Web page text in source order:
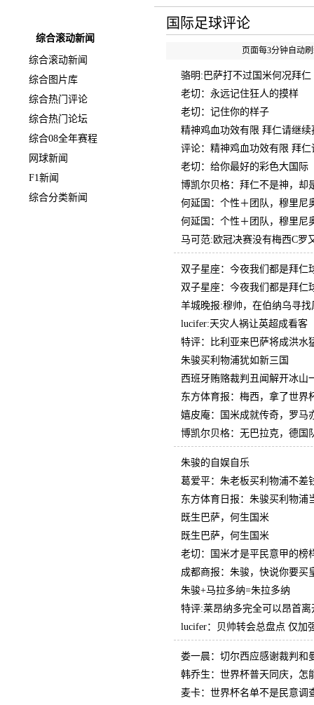
综合滚动新闻
综合滚动新闻
综合图片库
综合热门评论
综合热门论坛
综合08全年赛程
网球新闻
F1新闻
综合分类新闻
国际足球评论
页面每3分钟自动
骆明:巴萨打不过国米何况拜仁
老切：永远记住狂人的摸样
老切：记住你的样子
精神鸡血功效有限 拜仁请继续
评论：精神鸡血功效有限 拜
老切：给你最好的彩色大国际
博凯尔贝格：拜仁不是神，却
何延国：个性＋团队，穆里尼
何延国：个性＋团队，穆里尼
马可范:欧冠决赛没有梅西C罗
双子星座：今夜我们都是拜仁
双子星座：今夜我们都是拜仁
羊城晚报:穆帅，在伯纳乌寻找
lucifer:天灾人祸让英超成看客
特评：比利亚来巴萨将成洪水
朱骏买利物浦犹如新三国
西班牙贿赂裁判丑闻解开冰山
东方体育报：梅西，拿了世界
嬉皮庵：国米成就传奇，罗马
博凯尔贝格：无巴拉克，德国
朱骏的自娱自乐
葛爱平：朱老板买利物浦不差
东方体育日报：朱骏买利物浦
既生巴萨，何生国米
既生巴萨，何生国米
老切：国米才是平民意甲的榜
成都商报：朱骏，快说你要买
朱骏+马拉多纳=朱拉多纳
特评:莱昂纳多完全可以昂首离
lucifer：贝帅转会总盘点 仅加
娄一晨：切尔西应感谢裁判和
韩乔生：世界杯普天同庆，怎
麦卡：世界杯名单不是民意调